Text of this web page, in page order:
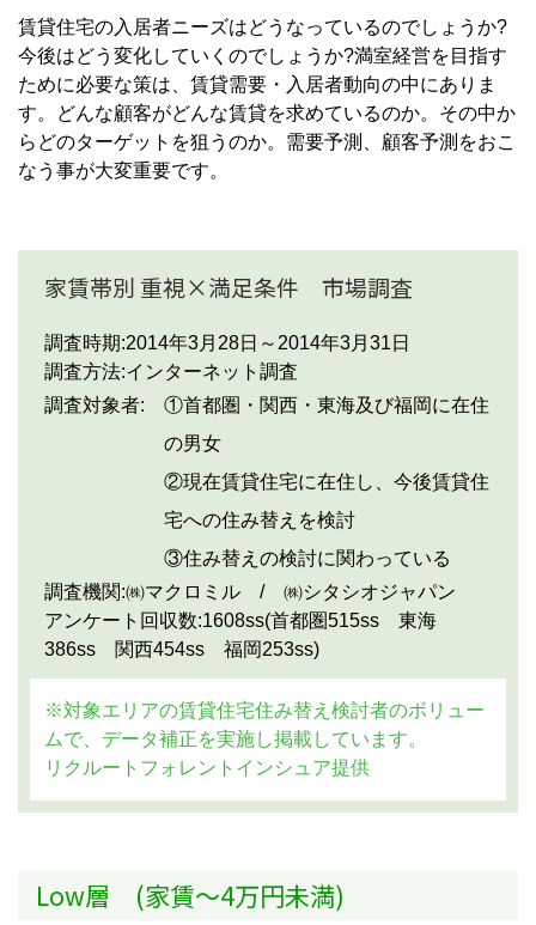
賃貸住宅の入居者ニーズはどうなっているのでしょうか?
今後はどう変化していくのでしょうか?満室経営を目指す
ために必要な策は、賃貸需要・入居者動向の中にありま
す。どんな顧客がどんな賃貸を求めているのか。その中か
らどのターゲットを狙うのか。需要予測、顧客予測をおこ
なう事が大変重要です。
家賃帯別 重視×満足条件 市場調査
調査時期:2014年3月28日～2014年3月31日
調査方法:インターネット調査
調査対象者:
①首都圏・関西・東海及び福岡に在住
の男女
②現在賃貸住宅に在住し、今後賃貸住
宅への住み替えを検討
③住み替えの検討に関わっている
調査機関:㈱マクロミル / ㈱シタシオジャパン
アンケート回収数:1608ss(首都圏515ss 東海
386ss 関西454ss 福岡253ss)
※対象エリアの賃貸住宅住み替え検討者のボリュー
ムで、データ補正を実施し掲載しています。
リクルートフォレントインシュア提供
Low層 (家賃～4万円未満)